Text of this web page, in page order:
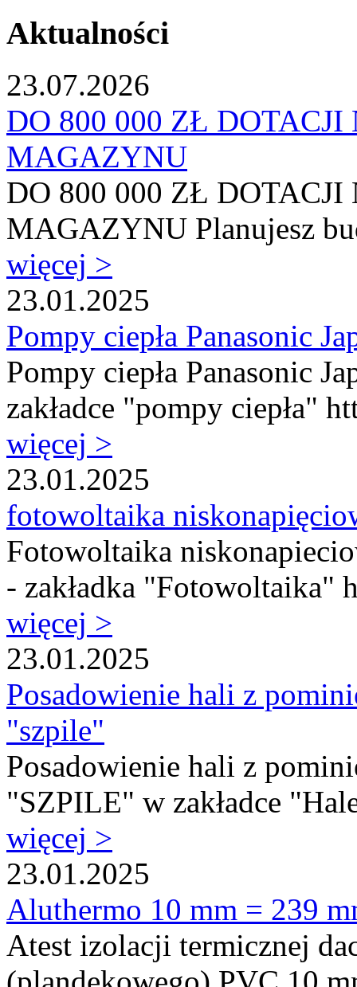
Aktualności
23.07.2026
DO 800 000 ZŁ
MAGAZYNU
DO 800 000 ZŁ
MAGAZYNU Planujesz
więcej >
23.01.2025
Pompy ciepła Panasonic
Pompy ciepła Panasonic
zakładce "pompy ciepła"
więcej >
23.01.2025
fotowoltaika
Fotowoltaika
- zakładka "Fotowoltaika"
więcej >
23.01.2025
Posadowienie hali z
"szpile"
Posadowienie hali z
"SZPILE" w zakładce
więcej >
23.01.2025
Aluthermo 10 mm = 239
Atest izolacji termicznej